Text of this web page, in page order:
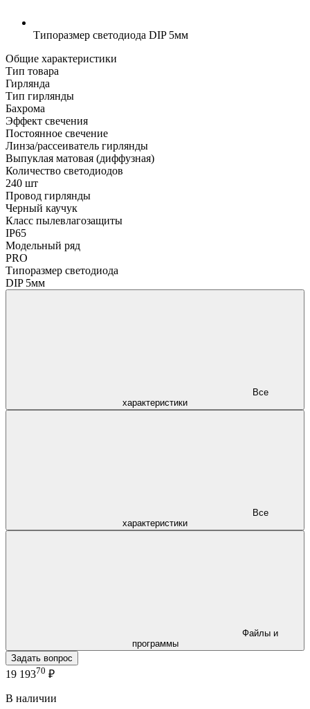
Типоразмер светодиода DIP 5мм
Общие характеристики
Тип товара
Гирлянда
Тип гирлянды
Бахрома
Эффект свечения
Постоянное свечение
Линза/рассеиватель гирлянды
Выпуклая матовая (диффузная)
Количество светодиодов
240 шт
Провод гирлянды
Черный каучук
Класс пылевлагозащиты
IP65
Модельный ряд
PRO
Типоразмер светодиода
DIP 5мм
характеристики
характеристики
программы
Задать вопрос
19 19370 ₽
В наличии